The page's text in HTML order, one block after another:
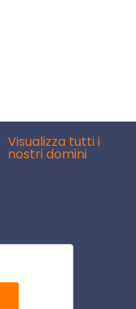
Visualizza tutti i
nostri domini